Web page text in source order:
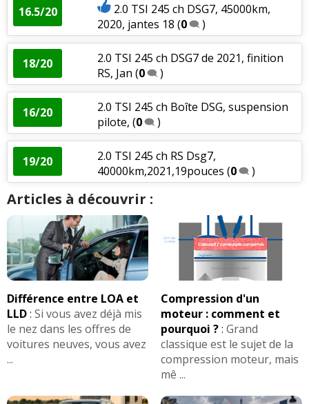
16.5/20
2.0 TSI 245 ch DSG7, 45000km,
2020, jantes 18 (0 )
18/20
2.0 TSI 245 ch DSG7 de 2021, finition
RS, Jan (0 )
16/20
2.0 TSI 245 ch Boîte DSG, suspension
pilote, (0 )
19/20
2.0 TSI 245 ch RS Dsg7,
40000km,2021,19pouces (0 )
Articles à découvrir :
Différence entre LOA et
LLD: Si vous avez déjà mis
le nez dans les offres de
voitures neuves, vous avez
...
Compression d'un
moteur : comment et
pourquoi ?: Grand
classique est le sujet de la
compression moteur, mais
mê ...